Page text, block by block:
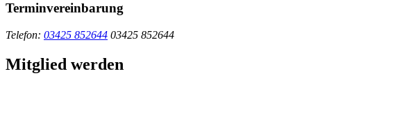
Terminvereinbarung
Telefon: 03425 852644 03425 852644
Mitglied werden